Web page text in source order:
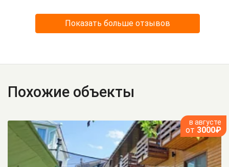
Показать больше отзывов
Похожие объекты
в августе
от 3000₽